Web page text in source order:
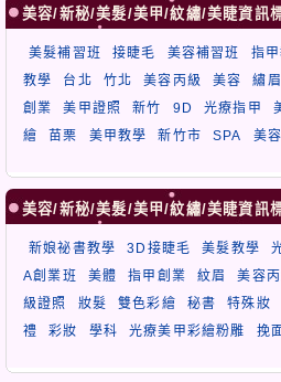
美容/新秘/美髮/美甲/紋繡/美睫資訊
美髮補習班 接睫毛 美容補習班 指
教學
台北 竹北 美容丙級 美容 繡眉
創業
美甲證照 新竹 9D 光療指甲
繪
苗栗 美甲教學 新竹市 SPA 美
美容/新秘/美髮/美甲/紋繡/美睫資訊
新娘祕書教學 3D接睫毛 美髮教學
A創業班
美體 指甲創業 紋眉 美容
級證照
妝髮 雙色彩繪 秘書 特殊妝
禮
彩妝 學科 光療美甲彩繪粉雕 挽